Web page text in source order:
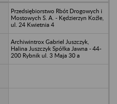
Przedsiębiorstwo Rbót Drogowych i
Mostowych S. A. - Kędzierzyn Koźle,
ul. 24 Kwietnia 4
Archiwintrox Gabriel Juszczyk,
Halina Juszczyk Spółka Jawna - 44-
200 Rybnik ul. 3 Maja 30 a